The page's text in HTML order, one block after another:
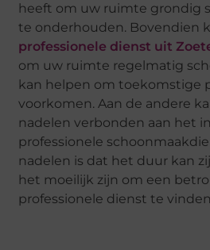
heeft om uw ruimte grondig
te onderhouden. Bovendien
professionele dienst uit
om uw ruimte regelmatig
kan helpen om toekomstige
voorkomen. Aan de andere
nadelen verbonden aan het
professionele
nadelen is dat het duur kan
het moeilijk zijn om een
professionele dienst te